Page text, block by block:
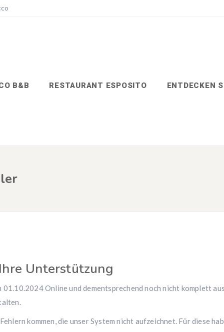
B&B RESTAURANT ESPOSITO ENTDECKEN
Unterstützung
01.10.2024 Online und dementsprechend noch nicht komplett
kommen, die unser System nicht aufzeichnet. Für diese